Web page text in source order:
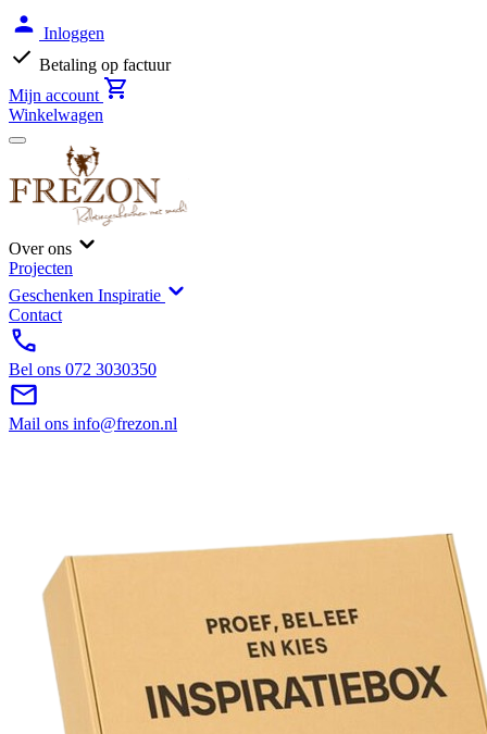
Inloggen
Betaling op factuur
Mijn account
Winkelwagen
Over ons
Projecten
Geschenken Inspiratie
Contact
Bel ons 072 3030350
Mail ons info@frezon.nl